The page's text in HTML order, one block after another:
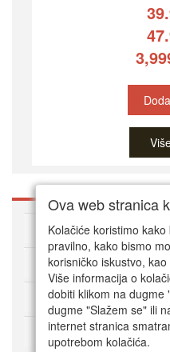
O DVD Zoni
Kako kupovati online
Korisnički servis
Način plaćanja
Ova web stranica
Kolačiće koristimo
pravilno, kako bismo
korisničko iskustvo,
Više informacija o
dobiti klikom na dugme
dugme "Slažem se" ili
internet stranica
upotrebom kolačića.